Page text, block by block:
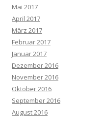
Mai 2017
April 2017
März 2017
Februar 2017
Januar 2017
Dezember 2016
November 2016
Oktober 2016
September 2016
August 2016